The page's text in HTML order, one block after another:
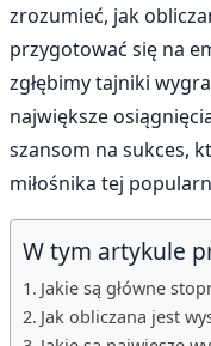
zrozumieć, jak
przygotować się na
zgłębimy tajniki
największe
szansom na sukces,
miłośnika tej
W tym artykule
Jakie są główne
Jak obliczana jest